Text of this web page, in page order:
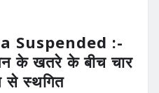
Suspended :-
के खतरे के बीच चार
से स्थगित